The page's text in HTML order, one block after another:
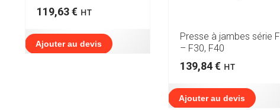
119,63€ HT
Ajouter au devis
Presse à jambes série F
– F30, F40
139,84€ HT
Ajouter au devis